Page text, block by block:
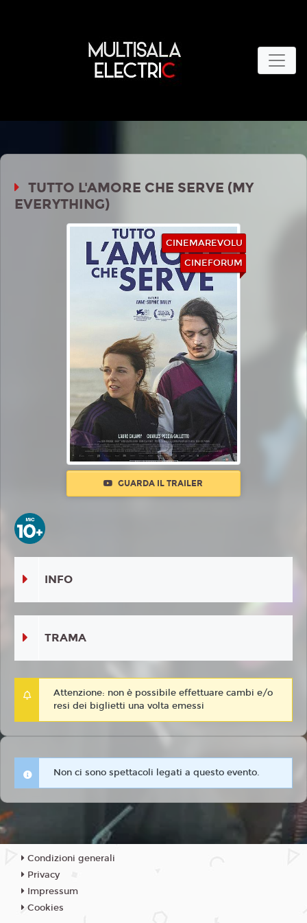
TUTTO L'AMORE CHE SERVE (MY
EVERYTHING)
CINEMAREVOLU
CINEFORUM
GUARDA IL TRAILER
INFO
TRAMA
Attenzione: non è possibile effettuare cambi e/o
resi dei biglietti una volta emessi
Non ci sono spettacoli legati a questo evento.
Condizioni generali
Privacy
Impressum
Cookies